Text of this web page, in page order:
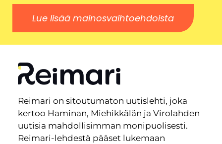
Lue lisää mainosvaihtoehdoista
Reimari on sitoutumaton uutislehti, joka
kertoo Haminan, Miehikkälän ja Virolahden
uutisia mahdollisimman monipuolisesti.
Reimari-lehdestä pääset lukemaan